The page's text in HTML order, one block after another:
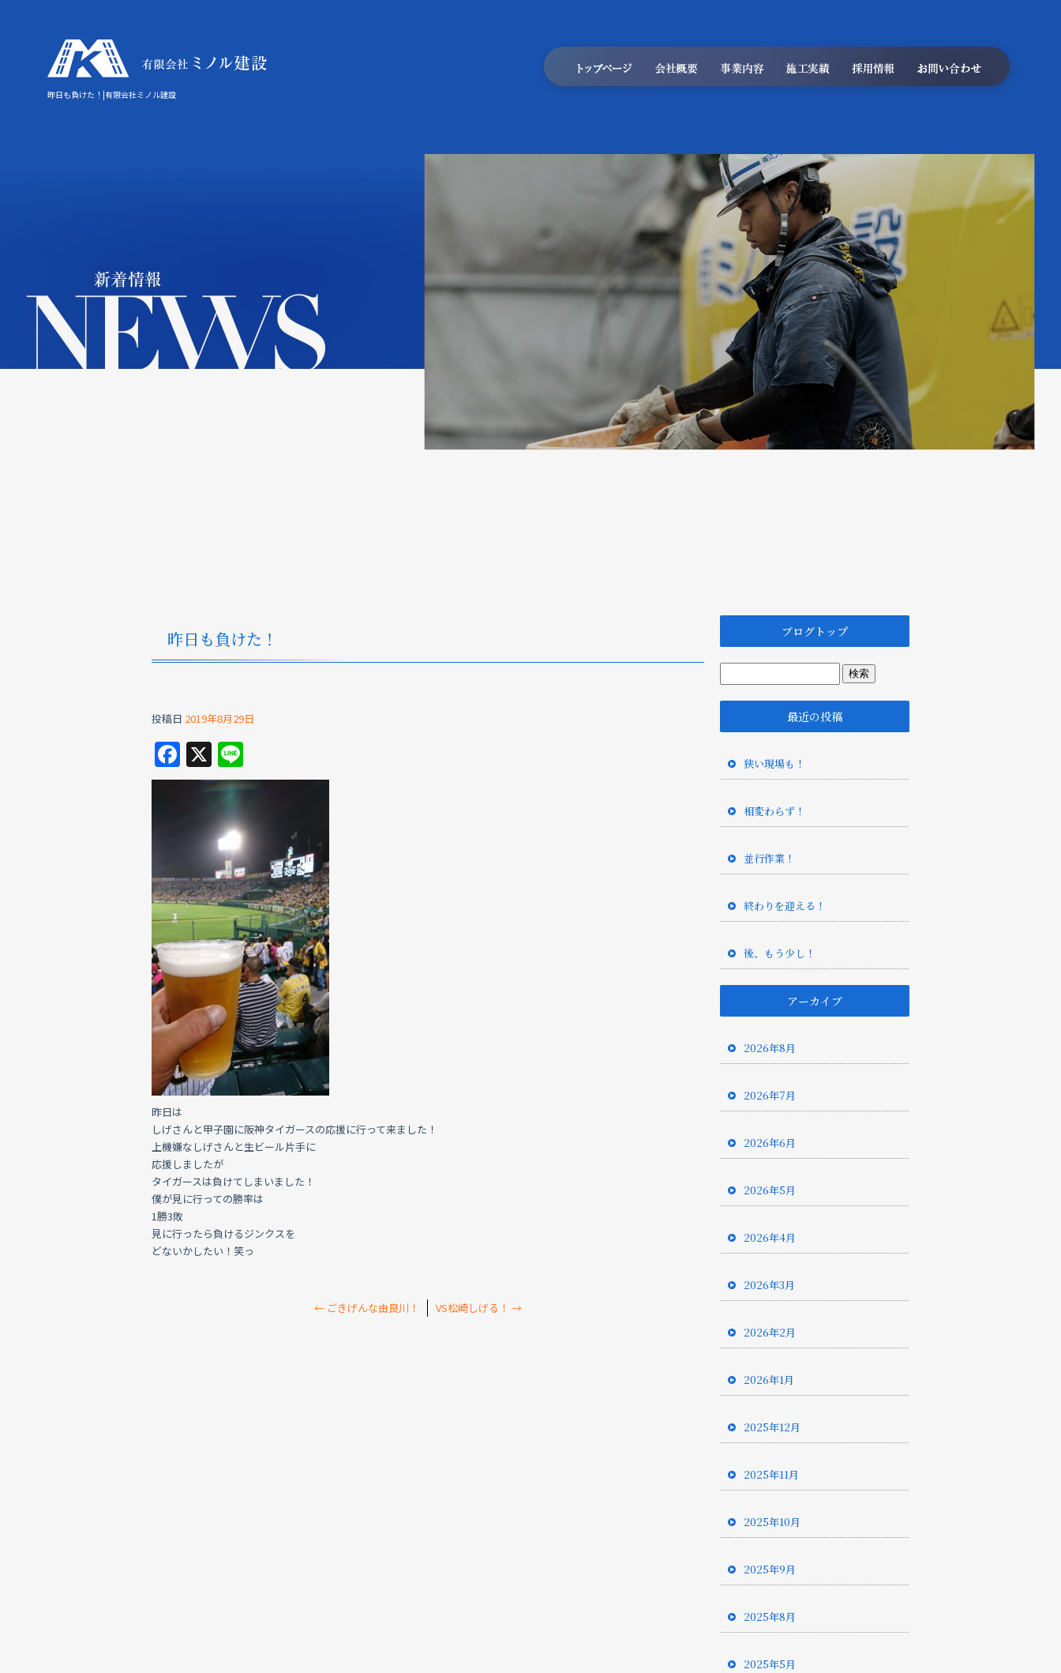
昨日も負けた！|有限会社ミノル建設
昨日も負けた！
投稿日 2019年8月29日
F
a
o
o
k
X
n
e
昨日は
しげさんと甲子園に阪神タイガースの応援に行って来ました！
上機嫌なしげさんと生ビール片手に
応援しましたが
タイガースは負けてしまいました！
僕が見に行っての勝率は
1勝3敗
見に行ったら負けるジンクスを
どないかしたい！笑っ
← ごきげんな由良川！ VS松崎しげる！ →
ブログトップ
最近の投稿
狭い現場も！
相変わらず！
並行作業！
終わりを迎える！
後、もう少し！
アーカイブ
2026年8月
2026年7月
2026年6月
2026年5月
2026年4月
2026年3月
2026年2月
2026年1月
2025年12月
2025年11月
2025年10月
2025年9月
2025年8月
2025年5月